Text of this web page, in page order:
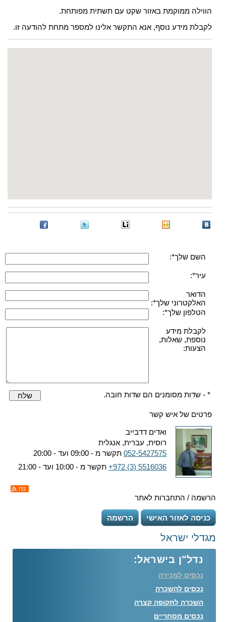
הווילה ממוקמת באזור שקט עם תשתית מפותחת.
לקבלת מידע נוסף, אנא התקשר אלינו למספר מתחת להודעה זו.
השם שלך*:
עיר*:
הדואר
האלקטרוני שלך*:
הטלפון שלך*:
לקבלת מידע
נוספת, שאלות,
הצעות:
* - שדות מסומנים הם שדות חובה. שלח
פרטים של איש קשר
ואדים דדבייב
רוסית, עברית, אנגלית
052-5427575 תקשר מ - 09:00 ועד - 20:00
+972 (3) 5516036 תקשר מ - 10:00 ועד - 21:00
הרשמה / התחברות לאתר
כניסה לאזור האישי הרשמה
מגדלי ישראל
נדל"ן בישראל:
נכסים למכירה
נכסים להשכרה
השכרה לתקופה קצרה
נכסים מסחריים